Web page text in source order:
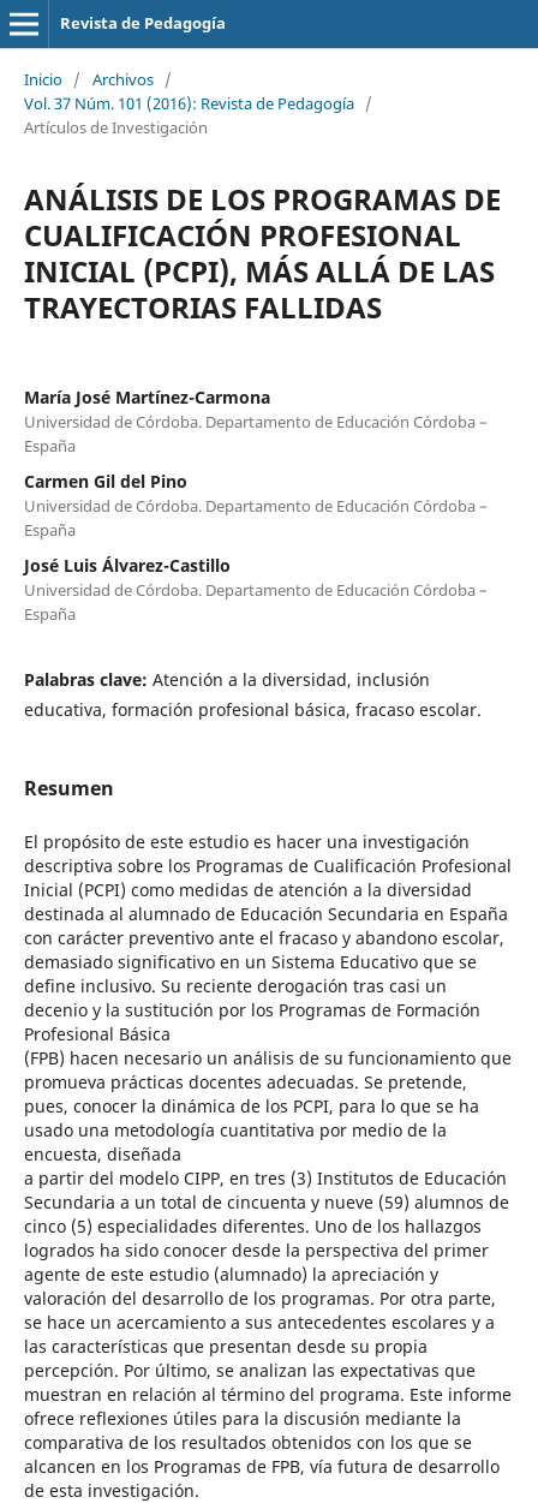
Revista de Pedagogía
Inicio / Archivos /
Vol. 37 Núm. 101 (2016): Revista de Pedagogía /
Artículos de Investigación
ANÁLISIS DE LOS PROGRAMAS DE
CUALIFICACIÓN PROFESIONAL
INICIAL (PCPI), MÁS ALLÁ DE LAS
TRAYECTORIAS FALLIDAS
María José Martínez-Carmona
Universidad de Córdoba. Departamento de Educación Córdoba –
España
Carmen Gil del Pino
Universidad de Córdoba. Departamento de Educación Córdoba –
España
José Luis Álvarez-Castillo
Universidad de Córdoba. Departamento de Educación Córdoba –
España
Palabras clave: Atención a la diversidad, inclusión
educativa, formación profesional básica, fracaso escolar.
Resumen
El propósito de este estudio es hacer una investigación
descriptiva sobre los Programas de Cualificación Profesional
Inicial (PCPI) como medidas de atención a la diversidad
destinada al alumnado de Educación Secundaria en España
con carácter preventivo ante el fracaso y abandono escolar,
demasiado significativo en un Sistema Educativo que se
define inclusivo. Su reciente derogación tras casi un
decenio y la sustitución por los Programas de Formación
Profesional Básica
(FPB) hacen necesario un análisis de su funcionamiento que
promueva prácticas docentes adecuadas. Se pretende,
pues, conocer la dinámica de los PCPI, para lo que se ha
usado una metodología cuantitativa por medio de la
encuesta, diseñada
a partir del modelo CIPP, en tres (3) Institutos de Educación
Secundaria a un total de cincuenta y nueve (59) alumnos de
cinco (5) especialidades diferentes. Uno de los hallazgos
logrados ha sido conocer desde la perspectiva del primer
agente de este estudio (alumnado) la apreciación y
valoración del desarrollo de los programas. Por otra parte,
se hace un acercamiento a sus antecedentes escolares y a
las características que presentan desde su propia
percepción. Por último, se analizan las expectativas que
muestran en relación al término del programa. Este informe
ofrece reflexiones útiles para la discusión mediante la
comparativa de los resultados obtenidos con los que se
alcancen en los Programas de FPB, vía futura de desarrollo
de esta investigación.